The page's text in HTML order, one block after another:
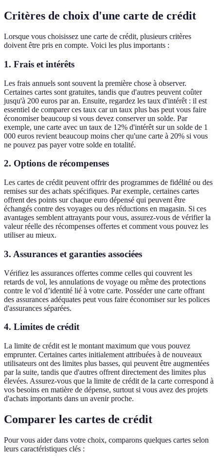
Critères de choix d'une carte de crédit
Lorsque vous choisissez une carte de crédit, plusieurs critères
doivent être pris en compte. Voici les plus importants :
1. Frais et intérêts
Les frais annuels sont souvent la première chose à observer.
Certaines cartes sont gratuites, tandis que d'autres peuvent coûter
jusqu'à 200 euros par an. Ensuite, regardez les taux d'intérêt : il est
essentiel de comparer ces taux car un taux plus bas peut vous faire
économiser beaucoup si vous devez conserver un solde. Par
exemple, une carte avec un taux de 12% d'intérêt sur un solde de 1
000 euros revient beaucoup moins cher qu'une carte à 20% si vous
ne pouvez pas payer votre solde en totalité.
2. Options de récompenses
Les cartes de crédit peuvent offrir des programmes de fidélité ou des
remises sur des achats spécifiques. Par exemple, certaines cartes
offrent des points sur chaque euro dépensé qui peuvent être
échangés contre des voyages ou des réductions en magasin. Si ces
avantages semblent attrayants pour vous, assurez-vous de vérifier la
valeur réelle des récompenses offertes et comment vous pouvez les
utiliser au mieux.
3. Assurances et garanties associées
Vérifiez les assurances offertes comme celles qui couvrent les
retards de vol, les annulations de voyage ou même des protections
contre le vol d’identité lié à votre carte. Posséder une carte offrant
des assurances adéquates peut vous faire économiser sur les polices
d'assurances séparées.
4. Limites de crédit
La limite de crédit est le montant maximum que vous pouvez
emprunter. Certaines cartes initialement attribuées à de nouveaux
utilisateurs ont des limites plus basses, qui peuvent être augmentées
par la suite, tandis que d'autres offrent directement des limites plus
élevées. Assurez-vous que la limite de crédit de la carte correspond à
vos besoins en matière de dépense, surtout si vous avez des projets
d'achats importants dans un avenir proche.
Comparer les cartes de crédit
Pour vous aider dans votre choix, comparons quelques cartes selon
leurs caractéristiques clés :